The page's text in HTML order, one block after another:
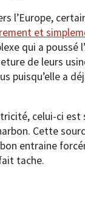
l’Europe,
et
qui a poussé
de leurs
puisqu’elle a
celui-ci
Cette
entraine
tache.